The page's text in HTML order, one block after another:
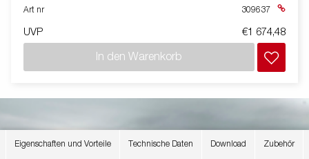
Eigenschaften und Vorteile Technische Daten Download Zubehör
Art nr 309637
UVP €1 674,48
In den Warenkorb